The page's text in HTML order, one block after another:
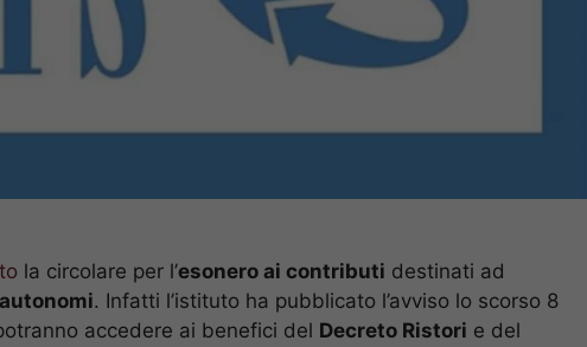
la circolare per l’esonero ai contributi destinati ad
. Infatti l’istituto ha pubblicato l’avviso lo scorso 8
accedere ai benefici del Decreto Ristori e del